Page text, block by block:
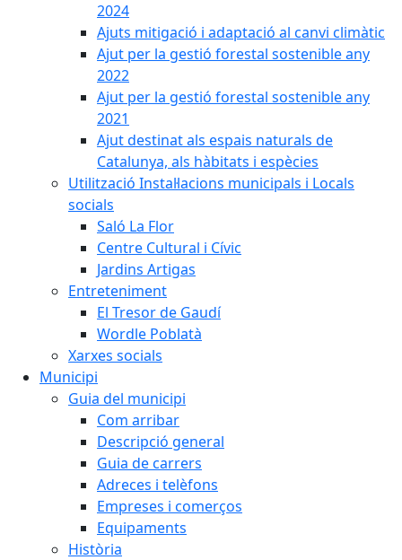
2024
Ajuts mitigació i adaptació al canvi climàtic
Ajut per la gestió forestal sostenible any
2022
Ajut per la gestió forestal sostenible any
2021
Ajut destinat als espais naturals de
Catalunya, als hàbitats i espècies
Utilització Instal·lacions municipals i Locals
socials
Saló La Flor
Centre Cultural i Cívic
Jardins Artigas
Entreteniment
El Tresor de Gaudí
Wordle Poblatà
Xarxes socials
Municipi
Guia del municipi
Com arribar
Descripció general
Guia de carrers
Adreces i telèfons
Empreses i comerços
Equipaments
Història